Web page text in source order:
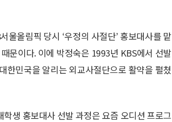
울올림픽 당시 ‘우정의 사절단’ 홍보대사를 맡
문이다. 이에 박정숙은 1993년 KBS에서 선발
한민국을 알리는 외교사절단으로 활약을 펼쳤
생 홍보대사 선발 과정은 요즘 오디션 프로그